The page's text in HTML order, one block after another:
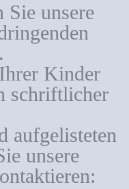
Sie unsere
Kinder
schriftlicher
aufgelisteten
unsere